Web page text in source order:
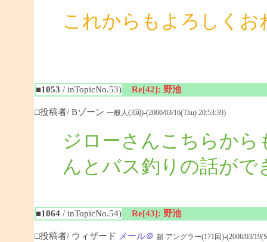
これからもよろしく
■1053 / inTopicNo.53) Re[42]: 野池
□投稿者/ Bゾーン 一般人(3回)-(2006/03/16(Thu) 20:53:39)
ジローさんこちらか
んとバス釣りの話がで
■1064/ inTopicNo.54) Re[43]: 野池
□投稿者/ ウィザード メール＠ 超 アングラー(171回)-(2006/03/